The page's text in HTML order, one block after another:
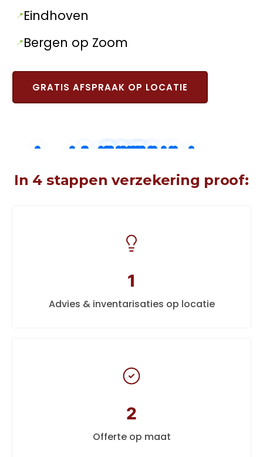
Eindhoven
Bergen op Zoom
GRATIS AFSPRAAK OP LOCATIE
In 4 stappen verzekering proof:
1
Advies & inventarisaties op locatie
2
Offerte op maat